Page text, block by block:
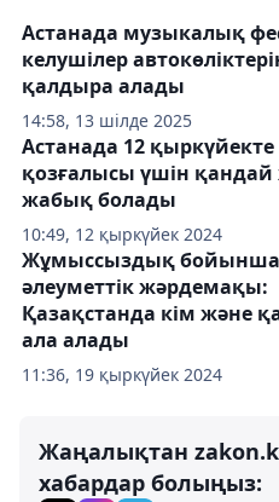
14:58, 13 шілде 2025
Астанада музыкалық
келушілер
қалдыра алады
10:49, 12 қыркүйек 2024
Астанада 12 қыркүйекте
қозғалысы үшін
жабық болады
11:36, 19 қыркүйек 2024
Жұмыссыздық бойынша
әлеуметтік жәрдемақы:
Қазақстанда кім және
ала алады
Жаңалықтан
хабардар болыңыз: